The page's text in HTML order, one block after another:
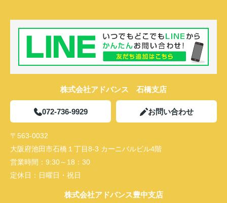
株式会社アドバンス 石橋支店
072-736-9929 お問い合わせ
〒563-0032
大阪府池田市石橋１丁目8-3 カーニバルビル4階
営業時間： 9:30～18：30
定休日： 日曜日・祝日
株式会社アドバンス豊中支店